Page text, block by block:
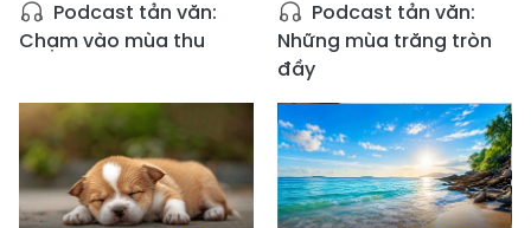
Podcast tản văn:
Chạm vào mùa thu
Podcast tản văn:
Những mùa trăng tròn
đầy